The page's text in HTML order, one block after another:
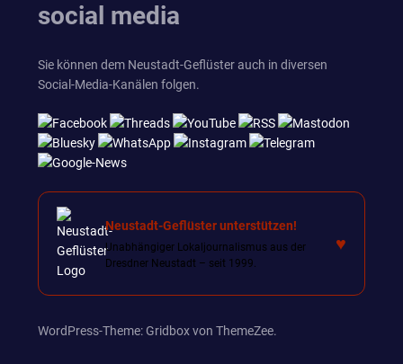
social media
Sie können dem Neustadt-Geflüster auch in diversen
Social-Media-Kanälen folgen.
Neustadt-Geflüster unterstützen!
Unabhängiger Lokaljournalismus aus der
Dresdner Neustadt – seit 1999.
♥
WordPress-Theme: Gridbox von ThemeZee.